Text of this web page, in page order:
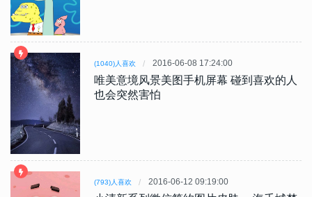
(1040)人喜欢 2016-06-08 17:24:00
唯美意境风景美图手机屏幕 碰到喜欢的人
也会突然害怕
(793)人喜欢 2016-06-12 09:19:00